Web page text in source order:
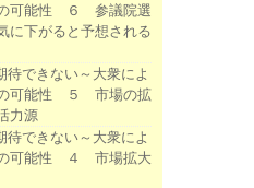
可能性 ６ 参議院選
に下がると予想される
待できない～大衆によ
の可能性 ５ 市場の拡
力源
待できない～大衆によ
の可能性 ４ 市場拡大